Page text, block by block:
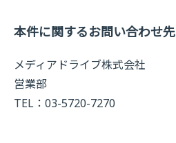
本件に関するお問い合わせ先
メディアドライブ株式会社
営業部
TEL：03-5720-7270